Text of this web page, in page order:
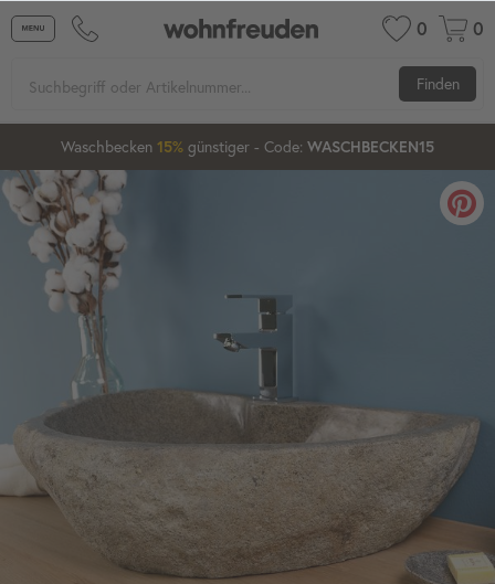
0 0
Finden
15%
Waschbecken ab 80 cm20%günstiger- Code:XXL-20